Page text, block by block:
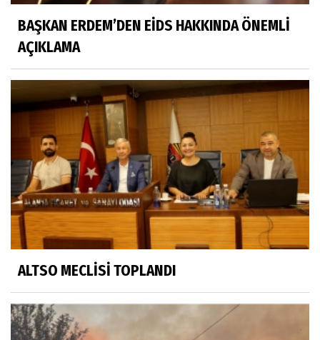
BAŞKAN ERDEM’DEN EİDS HAKKINDA ÖNEMLİ
AÇIKLAMA
ALTSO MECLİSİ TOPLANDI